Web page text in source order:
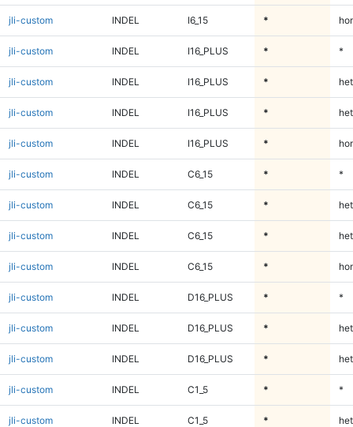
jli-custom INDEL I6_15 *
jli-custom INDEL I16_PLUS * *
jli-custom INDEL I16_PLUS * het
jli-custom INDEL I16_PLUS *
jli-custom INDEL I16_PLUS *
jli-custom INDEL C6_15 * *
jli-custom INDEL C6_15 * het
jli-custom INDEL C6_15 *
jli-custom INDEL C6_15 *
jli-custom INDEL D16_PLUS * *
jli-custom INDEL D16_PLUS * het
jli-custom INDEL D16_PLUS *
jli-custom INDEL C1_5 * *
jli-custom INDEL C1_5 * het